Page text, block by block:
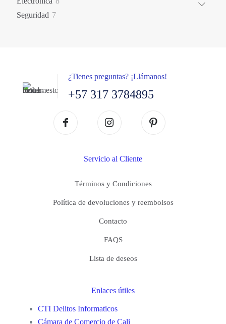
Seguridad 77
¿Tienes preguntas? ¡Llámanos!
+57 317 3784895
Servicio al Cliente
Términos y Condiciones
Política de devoluciones y reembolsos
Contacto
FAQS
Lista de deseos
Enlaces útiles
CTI Delitos Informaticos
Cámara de Comercio de Cali